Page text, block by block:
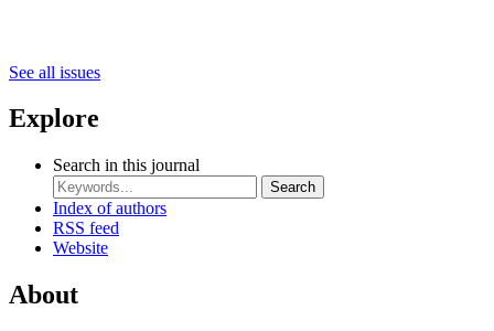
See all issues
Explore
Search in this journal
Search
Index of authors
RSS feed
Website
About